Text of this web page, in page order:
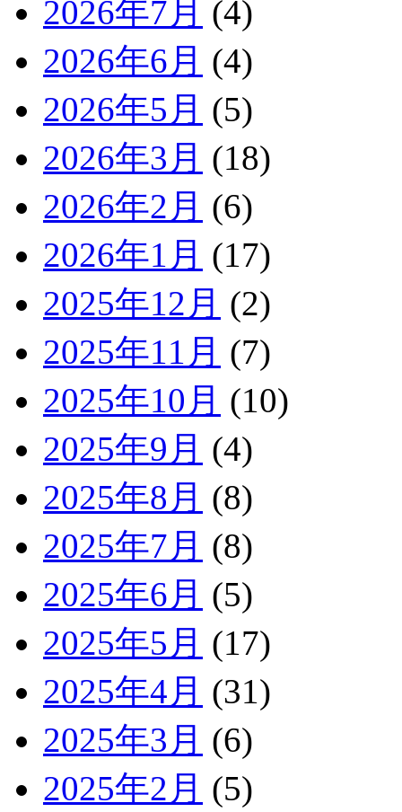
2026年7月 (4)
2026年6月 (4)
2026年5月 (5)
2026年3月 (18)
2026年2月 (6)
2026年1月 (17)
2025年12月 (2)
2025年11月 (7)
2025年10月 (10)
2025年9月 (4)
2025年8月 (8)
2025年7月 (8)
2025年6月 (5)
2025年5月 (17)
2025年4月 (31)
2025年3月 (6)
2025年2月 (5)